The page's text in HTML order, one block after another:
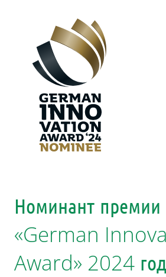
Номинант премии
«German
Award» 2024